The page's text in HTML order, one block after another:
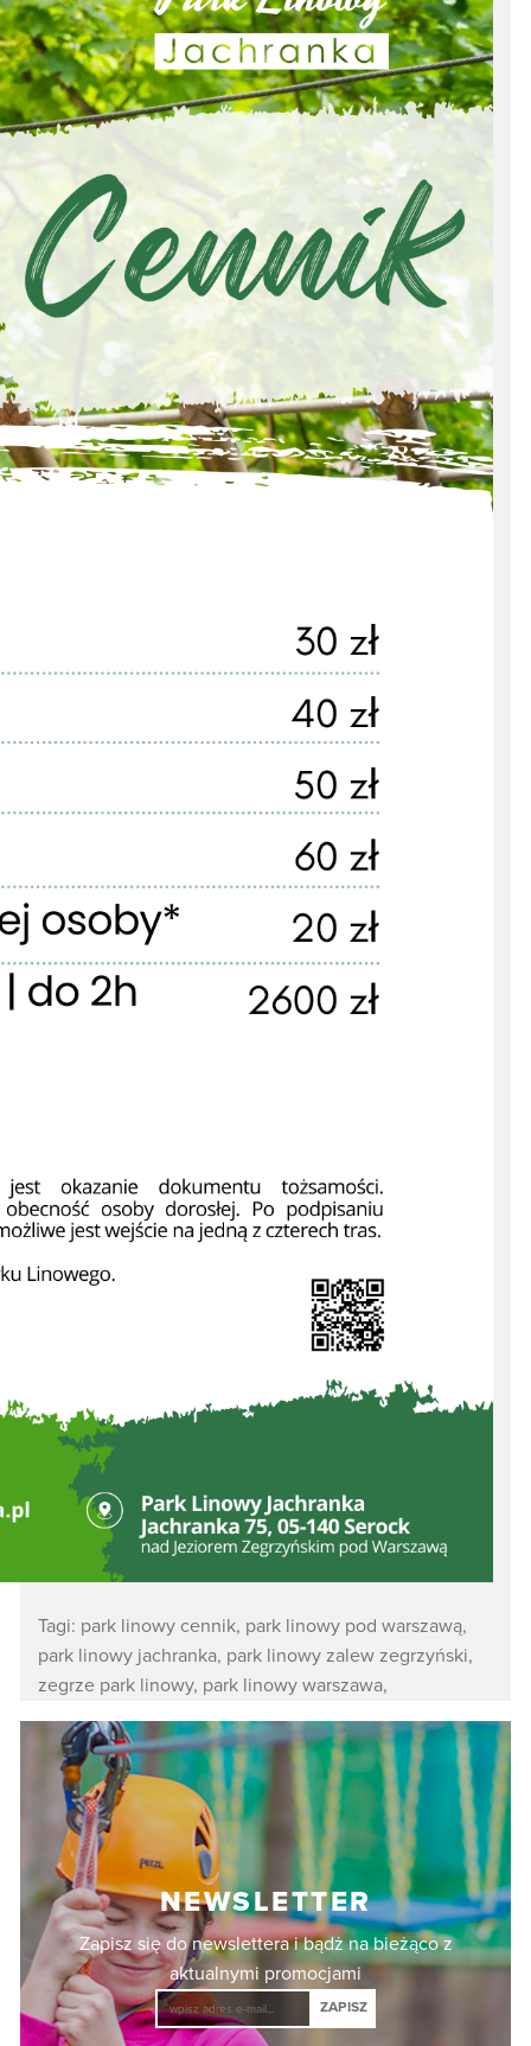
Tagi: park linowy cennik, park linowy pod warszawą,
park linowy jachranka, park linowy zalew zegrzyński,
zegrze park linowy, park linowy warszawa,
NEWSLETTER
Zapisz się do newslettera i bądż na bieżąco z
aktualnymi promocjami